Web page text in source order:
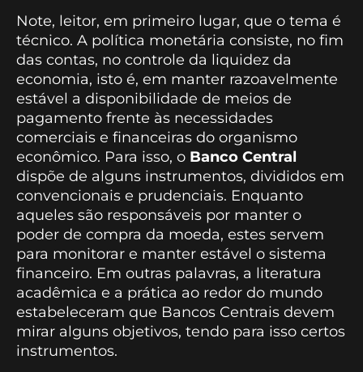
Note, leitor, em primeiro lugar, que o tema é
técnico. A política monetária consiste, no fim
das contas, no controle da liquidez da
economia, isto é, em manter razoavelmente
estável a disponibilidade de meios de
pagamento frente às necessidades
comerciais e financeiras do organismo
econômico. Para isso, o Banco Central
dispõe de alguns instrumentos, divididos em
convencionais e prudenciais. Enquanto
aqueles são responsáveis por manter o
poder de compra da moeda, estes servem
para monitorar e manter estável o sistema
financeiro. Em outras palavras, a literatura
acadêmica e a prática ao redor do mundo
estabeleceram que Bancos Centrais devem
mirar alguns objetivos, tendo para isso certos
instrumentos.